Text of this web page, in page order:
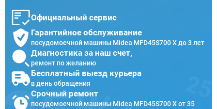
Официальный сервис
Гарантийное обслуживание
посудомоечной машины Midea MFD45S700 X до 3 лет
Диагностика за наш счет,
ремонт по желанию
Бесплатный выезд курьера
в день обращения
Срочный ремонт
посудомоечной машины Midea MFD45S700 X от 35